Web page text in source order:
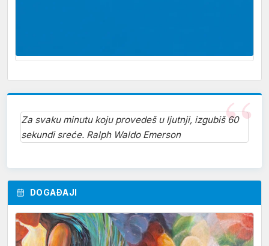
Za svaku minutu koju provedeš u ljutnji, izgubiš 60
sekundi sreće. Ralph Waldo Emerson
DOGAĐAJI